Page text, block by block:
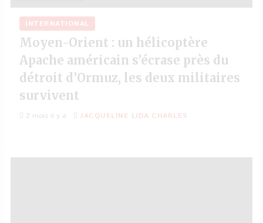
INTERNATIONAL
Moyen-Orient : un hélicoptère
Apache américain s’écrase près du
détroit d’Ormuz, les deux militaires
survivent
2 mois il y a JACQUELINE LIDA CHARLES